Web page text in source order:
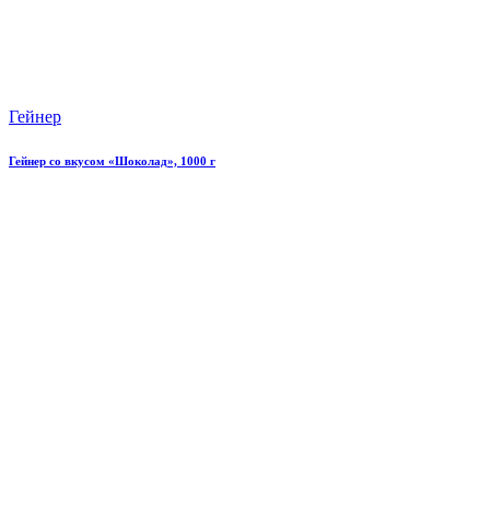
Гейнер
Гейнер со вкусом «Шоколад», 1000 г